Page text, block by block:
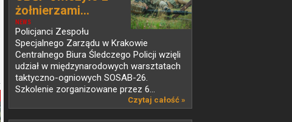
NEWS
żołnierzami...
Policjanci Zespołu
Specjalnego Zarządu w Krakowie
Centralnego Biura Śledczego Policji wzięli
udział w międzynarodowych warsztatach
taktyczno-ogniowych SOSAB-26.
Szkolenie zorganizowane przez 6...
Czytaj całość »